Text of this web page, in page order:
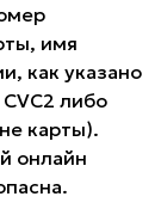
имя
как указано
либо
карты).
онлайн